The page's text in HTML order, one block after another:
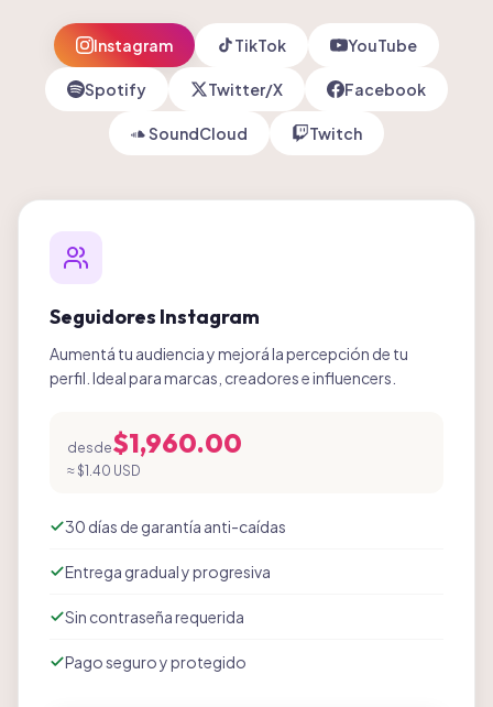
Instagram TikTok YouTube
Spotify Twitter/X Facebook
SoundCloud Twitch
Seguidores Instagram
Aumentá tu audiencia y mejorá la percepción de tu
perfil. Ideal para marcas, creadores e influencers.
desde$1,960.00
≈ $1.40 USD
30 días de garantía anti-caídas
Entrega gradual y progresiva
Sin contraseña requerida
Pago seguro y protegido